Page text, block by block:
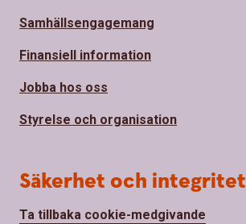
Samhällsengagemang
Finansiell information
Jobba hos oss
Styrelse och organisation
Säkerhet och integritet
Ta tillbaka cookie-medgivande